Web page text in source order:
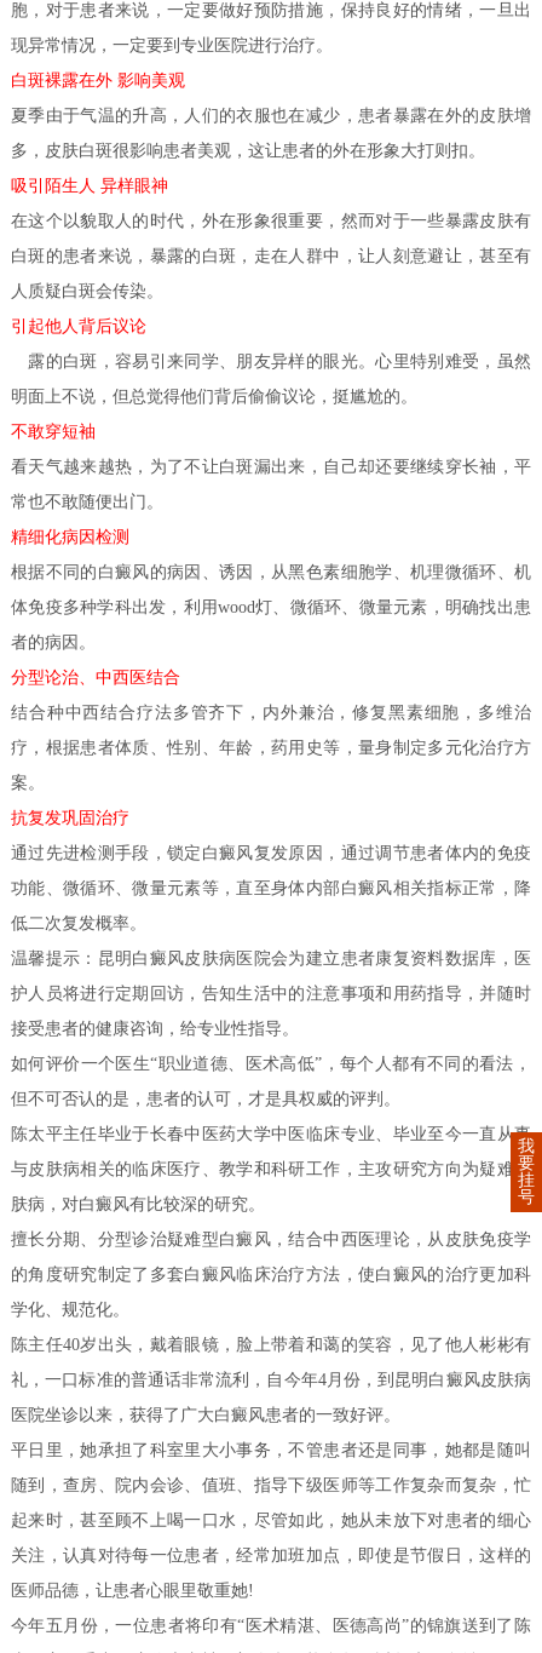
胞，对于患者来说，一定要做好预防措施，保持良好的情绪，一旦出
现异常情况，一定要到专业医院进行治疗。
白斑裸露在外 影响美观
夏季由于气温的升高，人们的衣服也在减少，患者暴露在外的皮肤增
多，皮肤白斑很影响患者美观，这让患者的外在形象大打则扣。
吸引陌生人 异样眼神
在这个以貌取人的时代，外在形象很重要，然而对于一些暴露皮肤有
白斑的患者来说，暴露的白斑，走在人群中，让人刻意避让，甚至有
人质疑白斑会传染。
引起他人背后议论
露的白斑，容易引来同学、朋友异样的眼光。心里特别难受，虽然
明面上不说，但总觉得他们背后偷偷议论，挺尴尬的。
不敢穿短袖
看天气越来越热，为了不让白斑漏出来，自己却还要继续穿长袖，平
常也不敢随便出门。
精细化病因检测
根据不同的白癜风的病因、诱因，从黑色素细胞学、机理微循环、机
体免疫多种学科出发，利用wood灯、微循环、微量元素，明确找出患
者的病因。
分型论治、中西医结合
结合种中西结合疗法多管齐下，内外兼治，修复黑素细胞，多维治
疗，根据患者体质、性别、年龄，药用史等，量身制定多元化治疗方
案。
抗复发巩固治疗
通过先进检测手段，锁定白癜风复发原因，通过调节患者体内的免疫
功能、微循环、微量元素等，直至身体内部白癜风相关指标正常，降
低二次复发概率。
温馨提示：昆明白癜风皮肤病医院会为建立患者康复资料数据库，医
护人员将进行定期回访，告知生活中的注意事项和用药指导，并随时
接受患者的健康咨询，给专业性指导。
如何评价一个医生“职业道德、医术高低”，每个人都有不同的看法，
但不可否认的是，患者的认可，才是具权威的评判。
陈太平主任毕业于长春中医药大学中医临床专业、毕业至今一直从事
与皮肤病相关的临床医疗、教学和科研工作，主攻研究方向为疑难皮
肤病，对白癜风有比较深的研究。
擅长分期、分型诊治疑难型白癜风，结合中西医理论，从皮肤免疫学
的角度研究制定了多套白癜风临床治疗方法，使白癜风的治疗更加科
学化、规范化。
陈主任40岁出头，戴着眼镜，脸上带着和蔼的笑容，见了他人彬彬有
礼，一口标准的普通话非常流利，自今年4月份，到昆明白癜风皮肤病
医院坐诊以来，获得了广大白癜风患者的一致好评。
平日里，她承担了科室里大小事务，不管患者还是同事，她都是随叫
随到，查房、院内会诊、值班、指导下级医师等工作复杂而复杂，忙
起来时，甚至顾不上喝一口水，尽管如此，她从未放下对患者的细心
关注，认真对待每一位患者，经常加班加点，即使是节假日，这样的
医师品德，让患者心眼里敬重她!
今年五月份，一位患者将印有“医术精湛、医德高尚”的锦旗送到了陈
我
要
挂
号